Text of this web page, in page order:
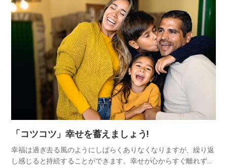
もします。…
「コツコツ」幸せを蓄えましょう!
幸福は過ぎ去る風のようにしばらくありなくなりますが、繰り返
し感じると持続することができます。幸せが心からすぐ離れずに